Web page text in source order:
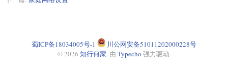
蜀ICP备18034005号-1
川公网安备51011202000228号
© 2026 知行何家. 由 Typecho 强力驱动.